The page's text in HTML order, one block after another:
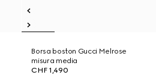
Borsa boston Gucci Melrose
misura media
CHF 1,490